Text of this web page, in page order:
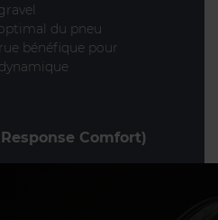
du pneu
bénéfique pour
Comfort)